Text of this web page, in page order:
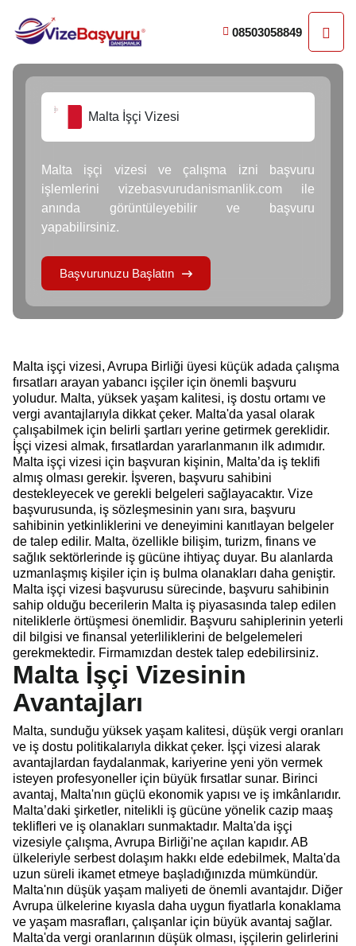
08503058849
Malta İşçi Vizesi
Malta işçi vizesi ve çalışma izni başvuru
işlemlerini vizebasvurudanismanlik.com ile
anında görüntüleyebilir ve başvuru
yapabilirsiniz.
Başvurunuzu Başlatın
Malta işçi vizesi, Avrupa Birliği üyesi küçük adada çalışma
fırsatları arayan yabancı işçiler için önemli başvuru
yoludur. Malta, yüksek yaşam kalitesi, iş dostu ortamı ve
vergi avantajlarıyla dikkat çeker. Malta'da yasal olarak
çalışabilmek için belirli şartları yerine getirmek gereklidir.
İşçi vizesi almak, fırsatlardan yararlanmanın ilk adımıdır.
Malta işçi vizesi için başvuran kişinin, Malta’da iş teklifi
almış olması gerekir. İşveren, başvuru sahibini
destekleyecek ve gerekli belgeleri sağlayacaktır. Vize
başvurusunda, iş sözleşmesinin yanı sıra, başvuru
sahibinin yetkinliklerini ve deneyimini kanıtlayan belgeler
de talep edilir. Malta, özellikle bilişim, turizm, finans ve
sağlık sektörlerinde iş gücüne ihtiyaç duyar. Bu alanlarda
uzmanlaşmış kişiler için iş bulma olanakları daha geniştir.
Malta işçi vizesi başvurusu sürecinde, başvuru sahibinin
sahip olduğu becerilerin Malta iş piyasasında talep edilen
niteliklerle örtüşmesi önemlidir. Başvuru sahiplerinin yeterli
dil bilgisi ve finansal yeterliliklerini de belgelemeleri
gerekmektedir. Firmamızdan destek talep edebilirsiniz.
Malta İşçi Vizesinin
Avantajları
Malta, sunduğu yüksek yaşam kalitesi, düşük vergi oranları
ve iş dostu politikalarıyla dikkat çeker. İşçi vizesi alarak
avantajlardan faydalanmak, kariyerine yeni yön vermek
isteyen profesyoneller için büyük fırsatlar sunar. Birinci
avantaj, Malta'nın güçlü ekonomik yapısı ve iş imkânlarıdır.
Malta’daki şirketler, nitelikli iş gücüne yönelik cazip maaş
teklifleri ve iş olanakları sunmaktadır. Malta'da işçi
vizesiyle çalışma, Avrupa Birliği'ne açılan kapıdır. AB
ülkeleriyle serbest dolaşım hakkı elde edebilmek, Malta'da
uzun süreli ikamet etmeye başladığınızda mümkündür.
Malta'nın düşük yaşam maliyeti de önemli avantajdır. Diğer
Avrupa ülkelerine kıyasla daha uygun fiyatlarla konaklama
ve yaşam masrafları, çalışanlar için büyük avantaj sağlar.
Malta'da vergi oranlarının düşük olması, işçilerin gelirlerini